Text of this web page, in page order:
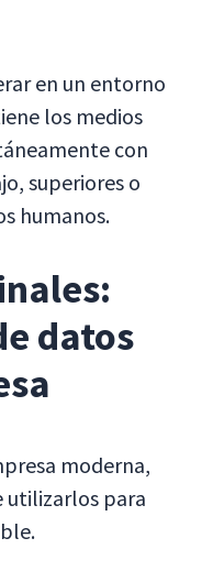
en un entorno
los medios
con
superiores o
humanos.
datos
moderna,
utilizarlos para